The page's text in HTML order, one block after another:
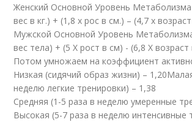
Женский Основной Уровень Метаболизма
вес в кг.) + (1,8 x рос в см.) – (4,7 x
Мужской Основной Уровень
вес тела) + (5 X рост в см) - (6,8 X возраст
Потом умножаем на коэффициент
Низкая (сидячий образ жизни) –
неделю легкие тренировки) – 1,38
Средняя (1-5 раза в неделю умеренные
Высокая (5-7 раза в неделю интенсивные